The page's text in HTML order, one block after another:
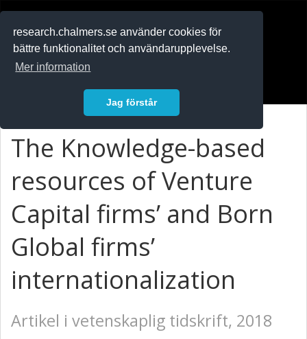
research.chalmers.se använder cookies för
bättre funktionalitet och användarupplevelse.
Mer information
Jag förstår
The Knowledge-based
resources of Venture
Capital firms’ and Born
Global firms’
internationalization
Artikel i vetenskaplig tidskrift, 2018